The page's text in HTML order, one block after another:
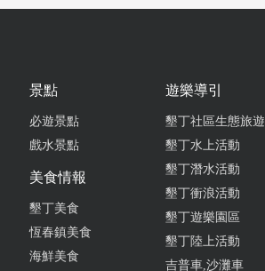
景點
必遊景點
戲水景點
美食情報
墾丁美食
恆春鎮美食
海鮮美食
遊樂導引
墾丁社區生態旅遊
墾丁水上活動
墾丁潛水活動
墾丁衝浪活動
墾丁遊樂園區
墾丁陸上活動
吉普車,沙灘車